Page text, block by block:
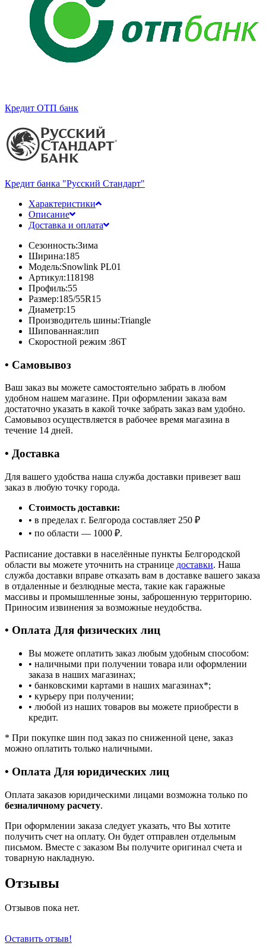
Кредит ОТП банк
Кредит банка "Русский Стандарт"
Характеристики
Описание
Доставка и оплата
Сезонность:Зима
Ширина:185
Модель:Snowlink PL01
Артикул:118198
Профиль:55
Размер:185/55R15
Диаметр:15
Производитель шины:Triangle
Шипованная:лип
Скоростной режим :86T
• Самовывоз
Ваш заказ вы можете самостоятельно забрать в любом
удобном нашем магазине. При оформлении заказа вам
достаточно указать в какой точке забрать заказ вам удобно.
Самовывоз осуществляется в рабочее время магазина в
течение 14 дней.
• Доставка
Для вашего удобства наша служба доставки привезет ваш
заказ в любую точку города.
Стоимость доставки:
• в пределах г. Белгорода составляет 250 ₽
• по области — 1000 ₽.
Расписание доставки в населённые пункты Белгородской
области вы можете уточнить на странице доставки. Наша
служба доставки вправе отказать вам в доставке вашего заказа
в отдаленные и безлюдные места, такие как гаражные
массивы и промышленные зоны, заброшенную территорию.
Приносим извинения за возможные неудобства.
• Оплата Для физических лиц
Вы можете оплатить заказ любым удобным способом:
• наличными при получении товара или оформлении
заказа в наших магазинах;
• банковскими картами в наших магазинах*;
• курьеру при получении;
• любой из наших товаров вы можете приобрести в
кредит.
* При покупке шин под заказ по сниженной цене, заказ
можно оплатить только наличными.
• Оплата Для юридических лиц
Оплата заказов юридическими лицами возможна только по
безналичному расчету.
При оформлении заказа следует указать, что Вы хотите
получить счет на оплату. Он будет отправлен отдельным
письмом. Вместе с заказом Вы получите оригинал счета и
товарную накладную.
Отзывы
Отзывов пока нет.
Оставить отзыв!